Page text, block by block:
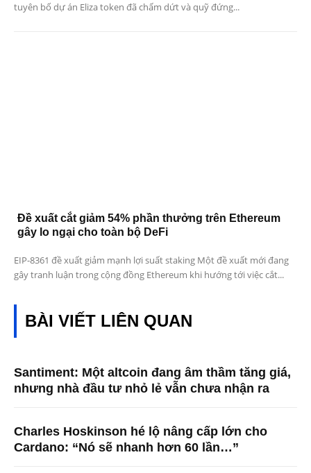
tuyên bố dự án Eliza token đã chấm dứt và quỹ đứng...
Đề xuất cắt giảm 54% phần thưởng trên Ethereum
gây lo ngại cho toàn bộ DeFi
EIP-8361 đề xuất giảm mạnh lợi suất staking Một đề xuất mới đang
gây tranh luận trong cộng đồng Ethereum khi hướng tới việc cắt...
BÀI VIẾT LIÊN QUAN
Santiment: Một altcoin đang âm thầm tăng giá,
nhưng nhà đầu tư nhỏ lẻ vẫn chưa nhận ra
Charles Hoskinson hé lộ nâng cấp lớn cho
Cardano: “Nó sẽ nhanh hơn 60 lần…”